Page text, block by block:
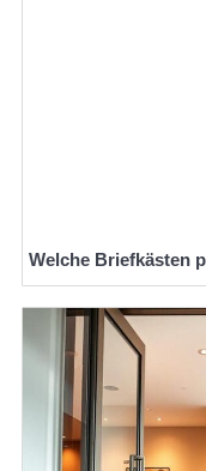
Welche Briefkästen